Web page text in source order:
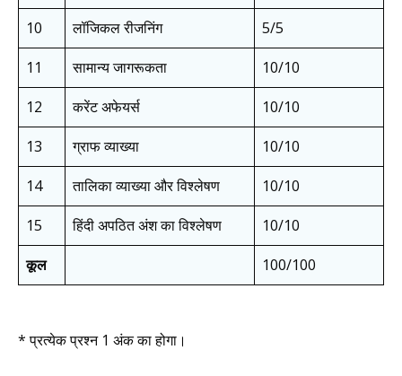
10
लॉजिकल रीजनिंग
5/5
11
सामान्य जागरूकता
10/10
12
करेंट अफेयर्स
10/10
13
ग्राफ व्याख्या
10/10
14
तालिका व्याख्या और विश्लेषण
10/10
15
हिंदी अपठित अंश का विश्लेषण
10/10
कूल
100/100
* प्रत्येक प्रश्न 1 अंक का होगा।